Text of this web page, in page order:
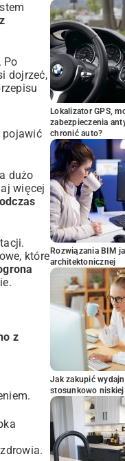
Po
dojrzeć,
pojawić
dużo
więcej
które
z
Lokalizator GPS,
zabezpieczenia
chronić auto?
Rozwiązania BIM
architektonicznej
Jak zakupić
stosunkowo niskiej